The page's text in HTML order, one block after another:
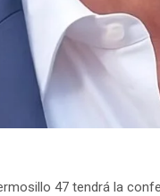
47 tendrá la